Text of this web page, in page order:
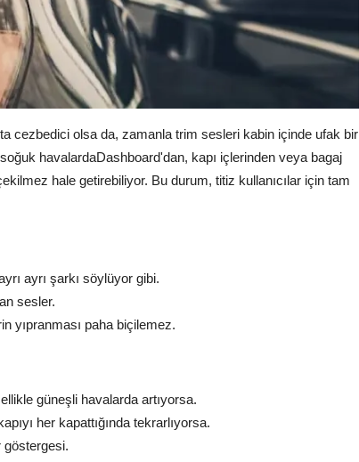
cezbedici olsa da, zamanla trim sesleri kabin içinde ufak bir
havalardaDashboard'dan, kapı içlerinden veya bagaj
hale getirebiliyor. Bu durum, titiz kullanıcılar için tam
ayrı şarkı söylüyor gibi.
sesler.
yıpranması paha biçilemez.
güneşli havalarda artıyorsa.
her kapattığında tekrarlıyorsa.
göstergesi.